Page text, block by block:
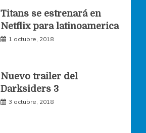
g
m
r
Titans se estrenará en
Netflix para latinoamerica
1 octubre, 2018
Nuevo trailer del
Darksiders 3
3 octubre, 2018